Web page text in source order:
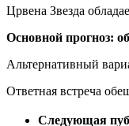
Црвена Звезда
Основной прогноз:
Альтернативный
Ответная встреча
Следующая